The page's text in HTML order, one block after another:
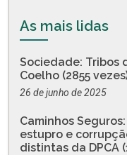
As mais lidas
Sociedade: Tribos
Coelho (2855
26 de junho de 2025
Caminhos
estupro e
distintas da DPCA